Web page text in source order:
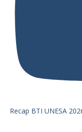
Recap BTI UNESA